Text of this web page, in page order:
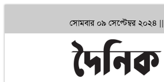
সোমবার ০৯ সেপ্টেম্বর ২০২৪ ||